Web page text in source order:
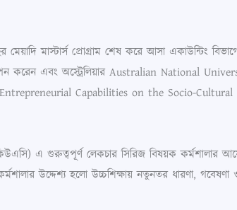
মাস্টার্স প্রোগ্রাম শেষ করে আসা একাউন্টিং
এবং অস্ট্রেলিয়ার Australian National
Entrepreneurial Capabilities on the Socio-
এ গুরুত্বপূর্ণ লেকচার সিরিজ বিষয়ক
উদ্দেশ্য হলো উচ্চশিক্ষায় নতুনতর ধারণা, গবেষণা